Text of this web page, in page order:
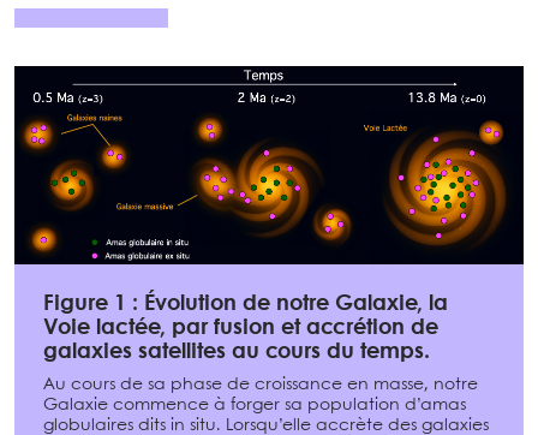
Figure 1 : Évolution de notre Galaxie, la
Voie lactée, par fusion et accrétion de
galaxies satellites au cours du temps.
Au cours de sa phase de croissance en masse, notre
Galaxie commence à forger sa population d’amas
globulaires dits in situ. Lorsqu’elle accrète des galaxies